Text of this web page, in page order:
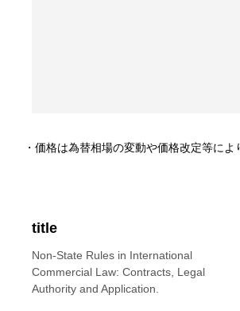
title
Non-State Rules in International
Commercial Law: Contracts, Legal
Authority and Application.
・価格は為替相場の変動や価格改定等に